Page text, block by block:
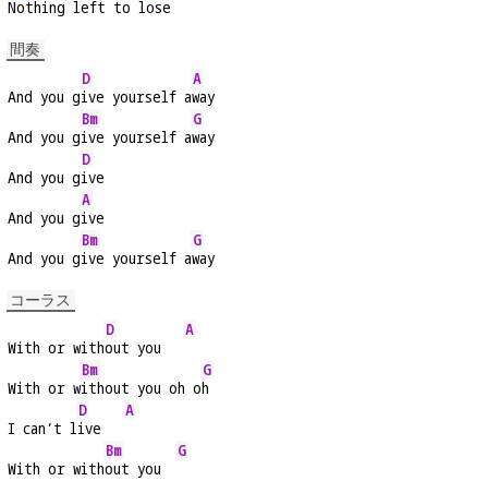
Nothing left to lose
間奏
And you g
D
ive yourself a
A
way
And you g
Bm
ive yourself a
G
way
And you g
D
ive
And you g
A
ive
And you g
Bm
ive yourself a
G
way
コーラス
With or with
D
out you
A
With or w
Bm
ithout you oh o
G
h
I can’t l
D
ive
A
With or with
Bm
out you
G